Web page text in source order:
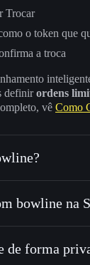
Trocar
o token que
a troca
definirordens
vê Como
bowline na
— trocar
de forma